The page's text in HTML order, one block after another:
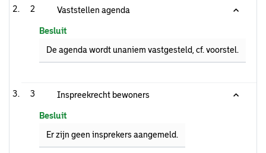
2 Vaststellen agenda
Besluit
De agenda wordt unaniem vastgesteld, cf. voorstel.
3 Inspreekrecht bewoners
Besluit
Er zijn geen insprekers aangemeld.